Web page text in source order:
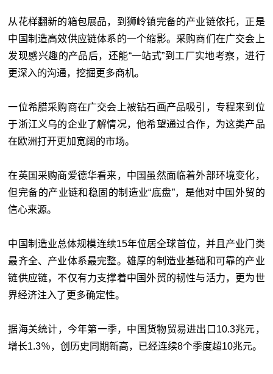
从花样翻新的箱包展品，到狮岭镇完备的产业链依托，正是
中国制造高效供应链体系的一个缩影。采购商们在广交会上
发现感兴趣的产品后，还能“一站式”到工厂实地考察，进行
更深入的沟通，挖掘更多商机。
一位希腊采购商在广交会上被钻石画产品吸引，专程来到位
于浙江义乌的企业了解情况，他希望通过合作，为这类产品
在欧洲打开更加宽阔的市场。
在英国采购商爱德华看来，中国虽然面临着外部环境变化，
但完备的产业链和稳固的制造业“底盘”，是他对中国外贸的
信心来源。
中国制造业总体规模连续15年位居全球首位，并且产业门类
最齐全、产业体系最完整。雄厚的制造业基础和可靠的产业
链供应链，不仅有力支撑着中国外贸的韧性与活力，更为世
界经济注入了更多确定性。
据海关统计，今年第一季，中国货物贸易进出口10.3兆元，
增长1.3％，创历史同期新高，已经连续8个季度超10兆元。